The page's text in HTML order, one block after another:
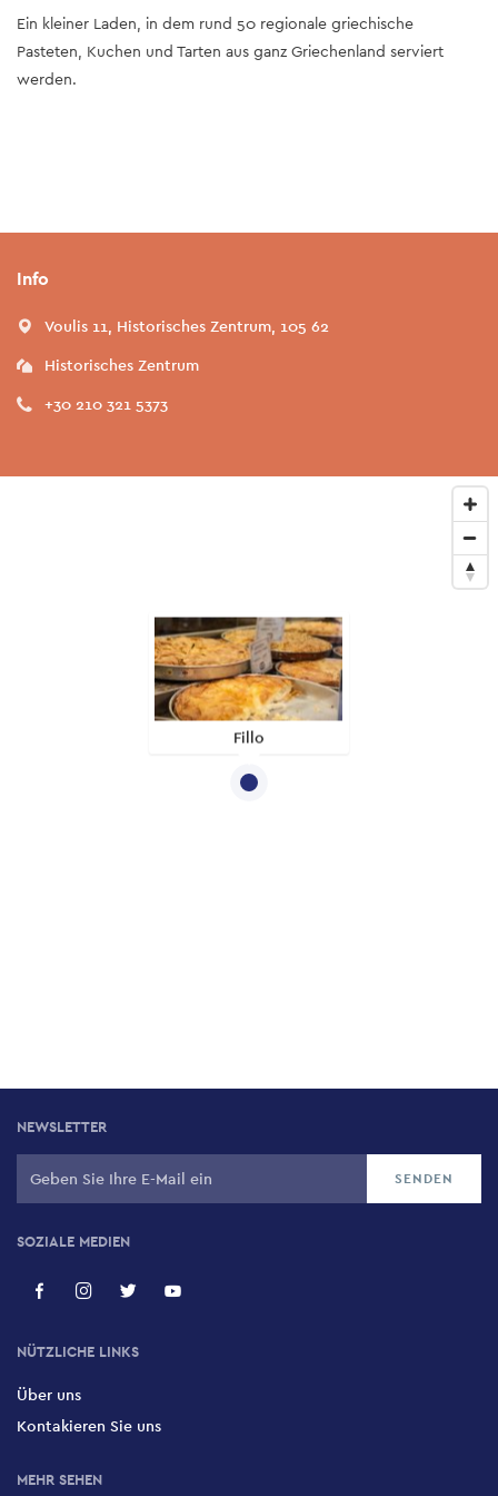
Ein kleiner Laden, in dem rund 50 regionale griechische
Pasteten, Kuchen und Tarten aus ganz Griechenland serviert
werden.
Info
Voulis 11, Historisches Zentrum, 105 62
Historisches Zentrum
+30 210 321 5373
Fillo
NEWSLETTER
SOZIALE MEDIEN
NÜTZLICHE LINKS
Über uns
Kontakieren Sie uns
MEHR SEHEN